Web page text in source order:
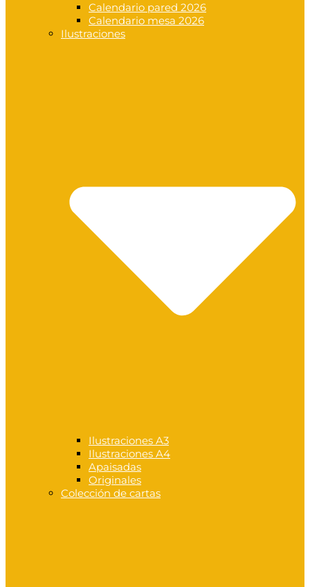
Calendario pared 2026
Calendario mesa 2026
Ilustraciones
Ilustraciones A3
Ilustraciones A4
Apaisadas
Originales
Colección de cartas